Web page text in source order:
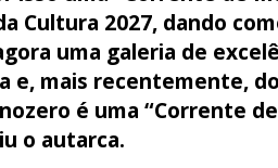
Cultura 2027, dando
uma galeria de
e, mais recentemente,
é uma “Corrente
o autarca.